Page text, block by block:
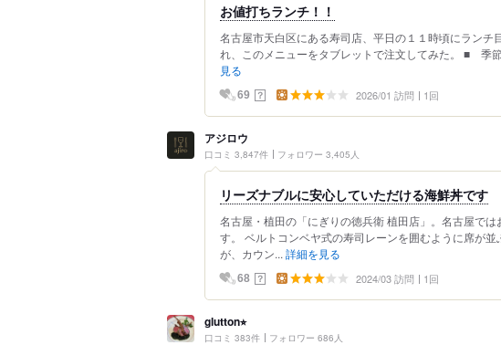
お値打ちランチ！！
名古屋市天白区にある寿司店、平日の１１時頃にランチ
れ、このメニューをタブレットで注文してみた。 ■ 季
見る
69 ？ 2026/01 訪問 1回
アジロウ
口コミ 3,847件 フォロワー 3,405人
リーズナブルに安心していただける海鮮丼です
名古屋・植田の「にぎりの徳兵衛 植田店」。名古屋で
す。 ベルトコンベヤ式の寿司レーンを囲むように席が
が、カウン... 詳細を見る
68 ？ 2024/03 訪問 1回
glutton⭐︎
口コミ 383件 フォロワー 686人